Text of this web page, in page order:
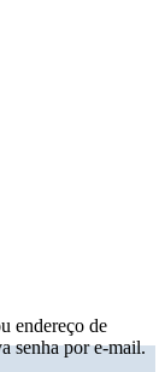
endereço de
senha por e-mail.